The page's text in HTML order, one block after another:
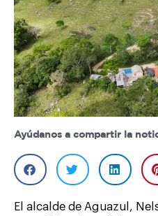
Ayúdanos a compartir la
El alcalde de Aguazul,